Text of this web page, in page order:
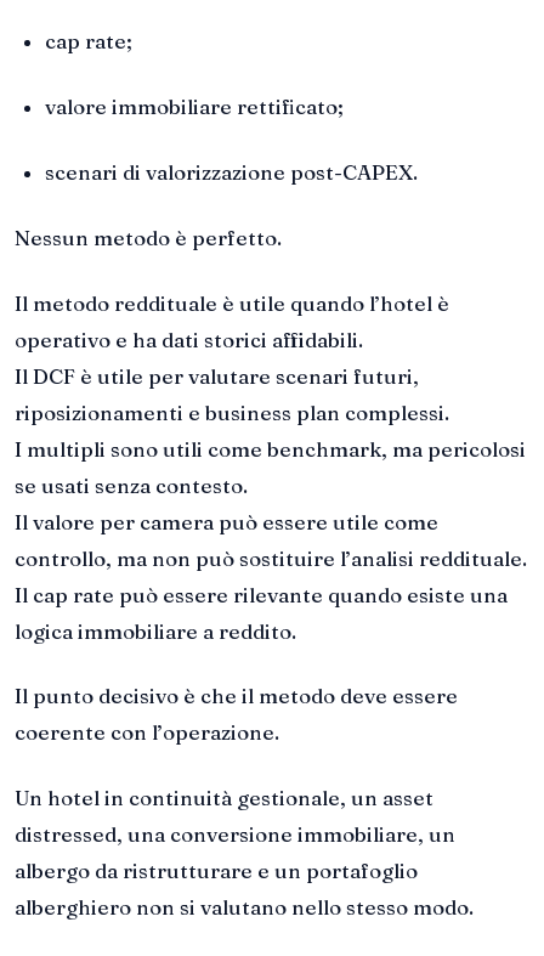
cap rate;
valore immobiliare rettificato;
scenari di valorizzazione post-CAPEX.
Nessun metodo è perfetto.
Il metodo reddituale è utile quando l’hotel è
operativo e ha dati storici affidabili.
Il DCF è utile per valutare scenari futuri,
riposizionamenti e business plan complessi.
I multipli sono utili come benchmark, ma pericolosi
se usati senza contesto.
Il valore per camera può essere utile come
controllo, ma non può sostituire l’analisi reddituale.
Il cap rate può essere rilevante quando esiste una
logica immobiliare a reddito.
Il punto decisivo è che il metodo deve essere
coerente con l’operazione.
Un hotel in continuità gestionale, un asset
distressed, una conversione immobiliare, un
albergo da ristrutturare e un portafoglio
alberghiero non si valutano nello stesso modo.